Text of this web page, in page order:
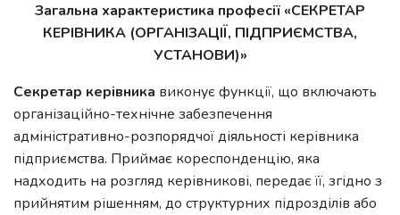
Загальна характеристика професії «СЕКРЕТАР
КЕРІВНИКА (ОРГАНІЗАЦІЇ, ПІДПРИЄМСТВА,
УСТАНОВИ)»
Секретар керівника виконує функції, що включають
організаційно-технічне забезпечення
адміністративно-розпорядчої діяльності керівника
підприємства. Приймає кореспонденцію, яка
надходить на розгляд керівникові, передає її, згідно з
прийнятим рішенням, до структурних підрозділів або